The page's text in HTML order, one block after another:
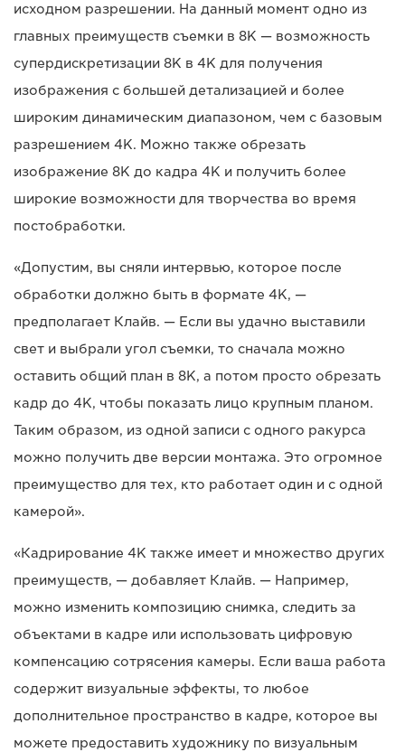
исходном разрешении. На данный момент одно из
главных преимуществ съемки в 8K — возможность
супердискретизации 8K в 4K для получения
изображения с большей детализацией и более
широким динамическим диапазоном, чем с базовым
разрешением 4K. Можно также обрезать
изображение 8K до кадра 4K и получить более
широкие возможности для творчества во время
постобработки.
«Допустим, вы сняли интервью, которое после
обработки должно быть в формате 4K, —
предполагает Клайв. — Если вы удачно выставили
свет и выбрали угол съемки, то сначала можно
оставить общий план в 8K, а потом просто обрезать
кадр до 4K, чтобы показать лицо крупным планом.
Таким образом, из одной записи с одного ракурса
можно получить две версии монтажа. Это огромное
преимущество для тех, кто работает один и с одной
камерой».
«Кадрирование 4K также имеет и множество других
преимуществ, — добавляет Клайв. — Например,
можно изменить композицию снимка, следить за
объектами в кадре или использовать цифровую
компенсацию сотрясения камеры. Если ваша работа
содержит визуальные эффекты, то любое
дополнительное пространство в кадре, которое вы
можете предоставить художнику по визуальным